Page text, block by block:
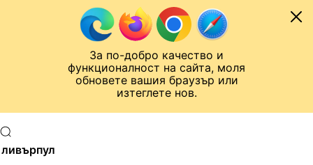
За по-добро качество и
функционалност на сайта, моля
обновете вашия браузър или
изтеглете нов.
Към съдържанието
Лига на Конференциите
ТЪРСЕНЕ
РЕЗУЛТАТИ ОТ ТЪРСЕНЕ
Търси в сайта